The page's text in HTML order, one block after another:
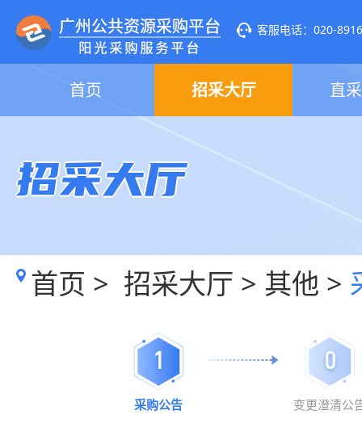
客服电话：020-
首页 招采大厅 直
招采大厅
首页 > 招采大厅 > 其他 >
1
采购公告
0
变更澄清公